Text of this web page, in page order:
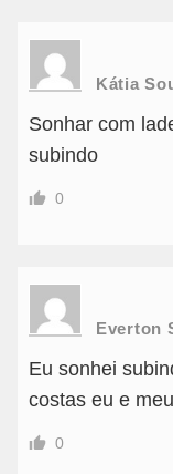
Kátia
Sonhar com
subindo
0
Everton
Eu sonhei
costas eu e
0